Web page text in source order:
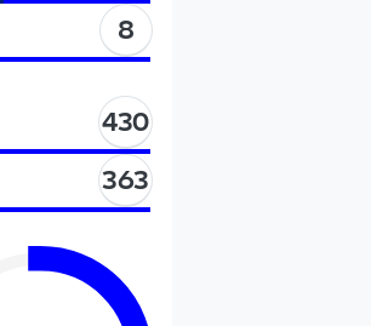
8
430
363